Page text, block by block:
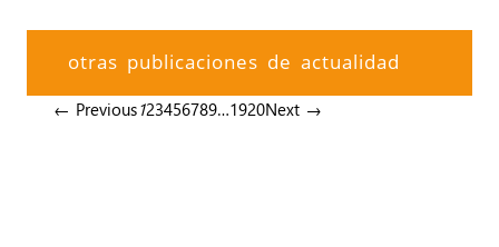
otras publicaciones de actualidad
← Previous123456789…1920Next →